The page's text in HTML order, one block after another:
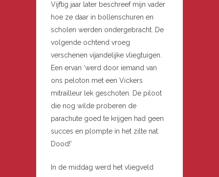
Vijftig jaar later beschreef mijn vader
hoe ze daar in bollenschuren en
scholen werden ondergebracht. De
volgende ochtend vroeg
verschenen vijandelijke vliegtuigen.
Een ervan ‘werd door iemand van
ons peloton met een Vickers
mitrailleur lek geschoten. De piloot
die nog wilde proberen de
parachute goed te krijgen had geen
succes en plompte in het zilte nat.
Dood!’
In de middag werd het vliegveld